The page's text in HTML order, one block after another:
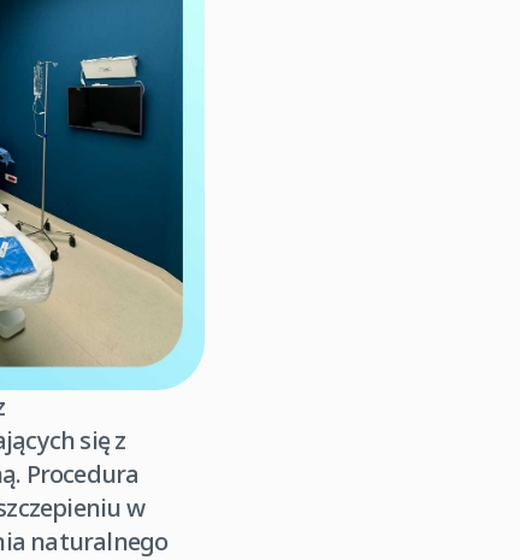
się z
Procedura
w
naturalnego